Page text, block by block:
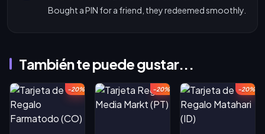
Bought a PIN for a friend, they redeemed smoothly.
También te puede gustar...
-20% -20% -20%